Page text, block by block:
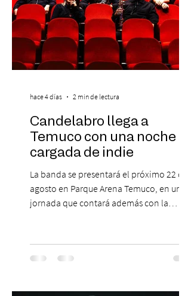
Candelabro llega a
Temuco con una noche
cargada de indie
La banda se presentará el próximo 22 de
agosto en Parque Arena Temuco, en una
jornada que contará además con la
agosto, el Parque Arena Temuco será
escenario de una noche dedicada al indie
banda que llegará a la capital de La
hace 4 días 2 min de lectura